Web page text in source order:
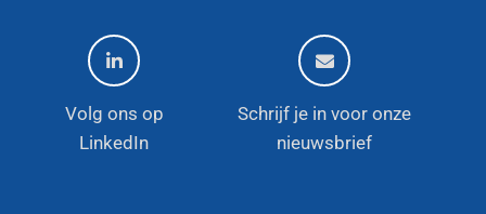
Volg ons op
LinkedIn
Schrijf je in voor onze
nieuwsbrief